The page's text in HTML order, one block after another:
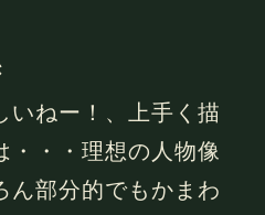
いねー！、上手く描
・・・理想の人物像
ん部分的でもかまわ